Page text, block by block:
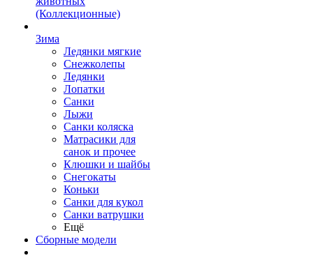
(Коллекционные)
Зима
Ледянки мягкие
Снежколепы
Ледянки
Лопатки
Санки
Лыжи
Санки коляска
Матрасики для
санок и прочее
Клюшки и шайбы
Снегокаты
Коньки
Санки для кукол
Санки ватрушки
Ещё
Сборные модели